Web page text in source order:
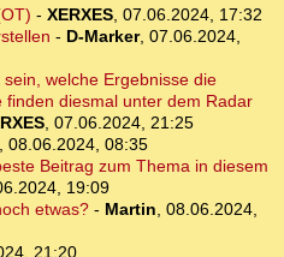
- XERXES, 07.06.2024, 17:32
- D-Marker, 07.06.2024,
welche Ergebnisse die
diesmal unter dem Radar
, 07.06.2024, 21:25
, 08.06.2024, 08:35
Beitrag zum Thema in diesem
19:09
etwas?- Martin, 08.06.2024,
21:20